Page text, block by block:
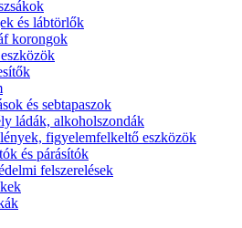
és lábtörlők
korongok
és sebtapaszok
ládák, alkoholszondák
figyelemfelkeltő eszközök
és párásítók
felszerelések